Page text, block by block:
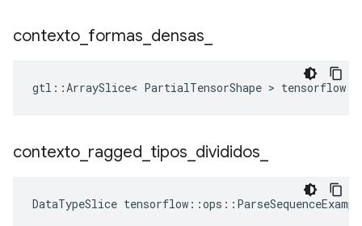
contexto formas densas
gtl::ArraySlice< PartialTensorShape >
contexto ragged tipos divididos
DataTypeSlice tensorflow ::ops ::